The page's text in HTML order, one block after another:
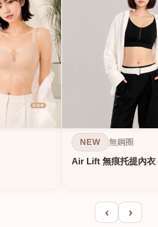
NEW 無鋼圈
Air Lift 無痕托提內衣
‹ ›